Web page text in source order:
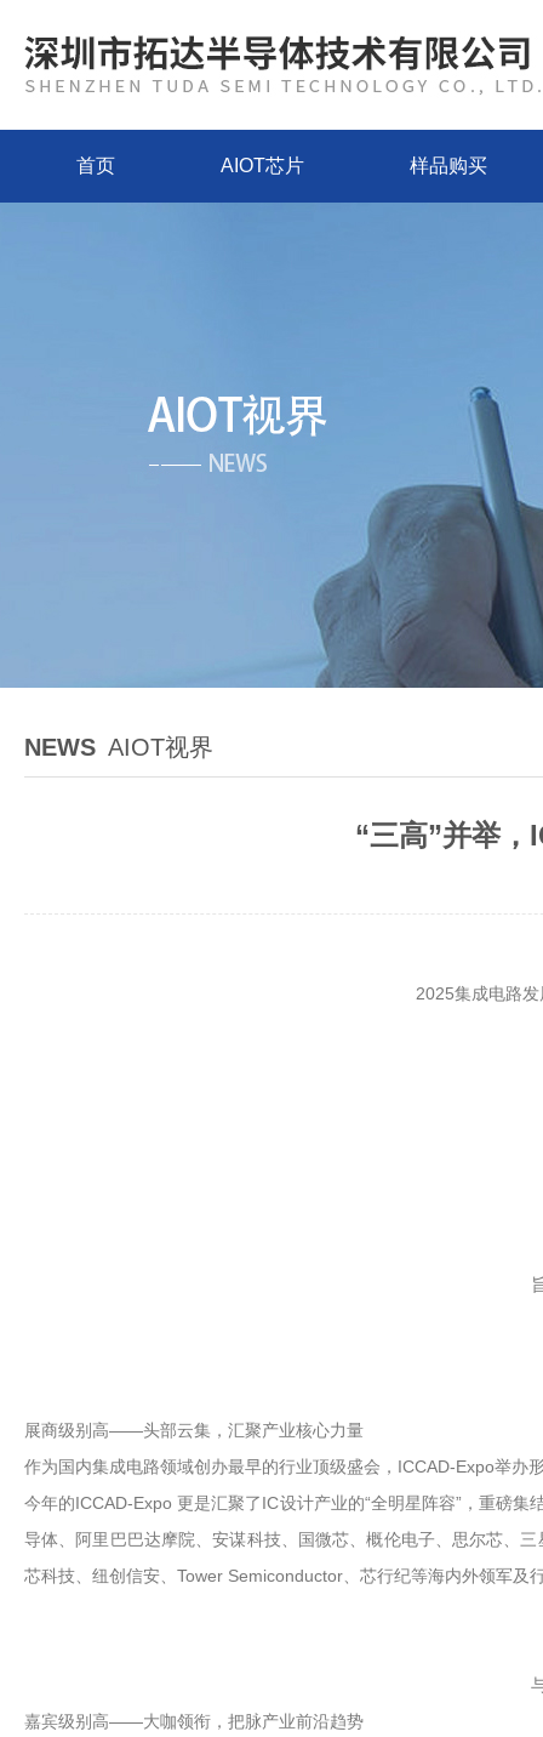
首页 AIOT芯片 样品购买
NEWS AIOT视界
“三高”并举
2025集成电路
展商级别高——头部云集，汇聚产业核心力量
作为国内集成电路领域创办最早的行业顶级盛会，ICCAD-Expo举办
今年的ICCAD-Expo 更是汇聚了IC设计产业的“全明星阵容”，重磅
导体、阿里巴巴达摩院、安谋科技、国微芯、概伦电子、思尔芯、
芯科技、纽创信安、Tower Semiconductor、芯行纪等海内外领军
嘉宾级别高——大咖领衔，把脉产业前沿趋势